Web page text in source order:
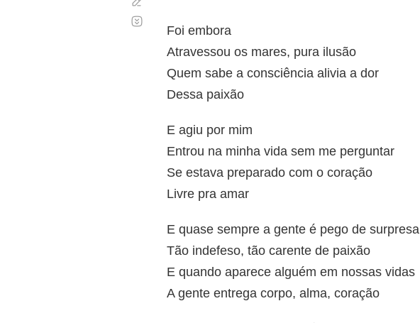
Foi embora
Atravessou os mares, pura ilusão
Quem sabe a consciência alivia a dor
Dessa paixão
E agiu por mim
Entrou na minha vida sem me perguntar
Se estava preparado com o coração
Livre pra amar
E quase sempre a gente é pego de surpresa
Tão indefeso, tão carente de paixão
E quando aparece alguém em nossas vidas
A gente entrega corpo, alma, coração
automático